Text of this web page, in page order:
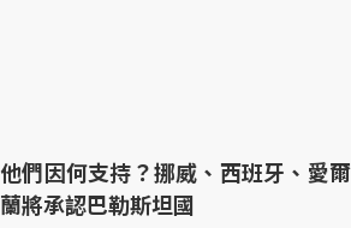
他們因何支持？挪威、西班牙、愛爾
蘭將承認巴勒斯坦國